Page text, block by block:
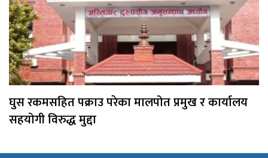
घुस रकमसहित पक्राउ परेका मालपोत प्रमुख र कार्यालय
सहयोगी विरुद्ध मुद्दा